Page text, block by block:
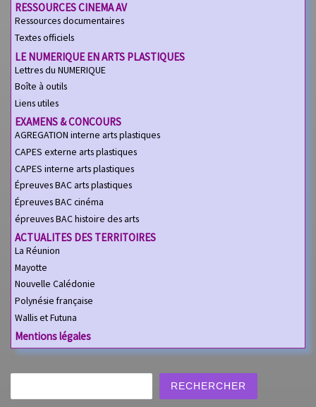
RESSOURCES CINEMA AV
Ressources documentaires
Textes officiels
LE NUMERIQUE EN ARTS PLASTIQUES
Lettres du NUMERIQUE
Boîte à outils
Liens utiles
EXAMENS & CONCOURS
AGREGATION interne arts plastiques
CAPES externe arts plastiques
CAPES interne arts plastiques
Épreuves BAC arts plastiques
Épreuves BAC cinéma
épreuves BAC histoire des arts
ACTUALITES DES TERRITOIRES
La Réunion
Mayotte
Nouvelle Calédonie
Polynésie française
Wallis et Futuna
Mentions légales
RECHERCHER